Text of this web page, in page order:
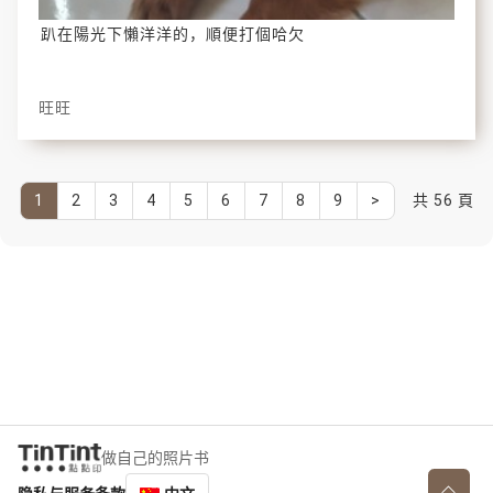
趴在陽光下懶洋洋的，順便打個哈欠
旺旺
1 2 3 4 5 6 7 8 9 > 共 56 頁
做自己的照片书